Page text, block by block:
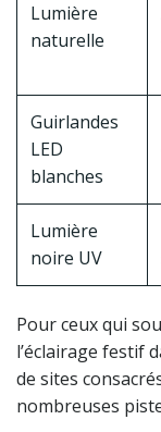
Lumière
naturelle
Guirlandes
LED
blanches
Lumière
noire UV
Pour ceux qui
l’éclairage festif
de sites
nombreuses